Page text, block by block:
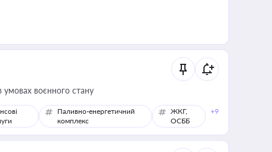
умовах воєнного стану
Паливно-енергетичний
комплекс
ЖКГ,
ОСББ
+9